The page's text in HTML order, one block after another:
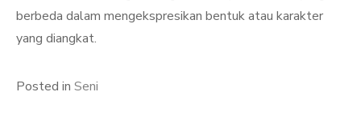
berbeda dalam mengekspresikan bentuk atau karakter
yang diangkat.
Posted in Seni